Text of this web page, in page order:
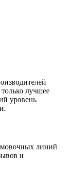
лучшее
уровень
линий
и